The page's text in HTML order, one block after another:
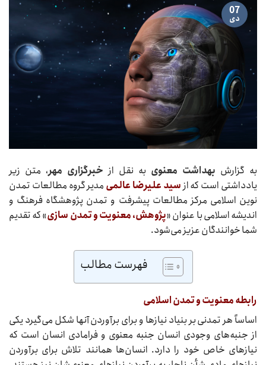
07
دی
به گزارش بهداشت معنوی به نقل از خبرگزاری مهر، متن زیر
یادداشتی است که ازسید علیرضا عالمی مدیر گروه مطالعات تمدن
نوین اسلامی مرکز مطالعات پیشرفت و تمدن پژوهشگاه فرهنگ و
اندیشه اسلامی با عنوان «پژوهش، معنویت و تمدن سازی» که تقدیم
شما خوانندگان عزیز می‌شود.
فهرست مطالب
رابطه معنویت و تمدن اسلامی
اساساً هر تمدنی بر بنیاد نیازها و برای برآوردن آنها شکل می‌گیرد یکی
از جنبه‌های وجودی انسان جنبه معنوی و فرامادی انسان است که
نیازهای خاص خود را دارد. انسان‌ها همانند تلاش برای برآوردن